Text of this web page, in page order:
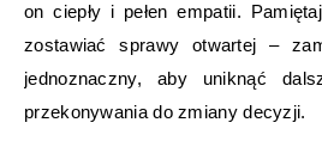
on ciepły i pełen empatii.
zostawiać sprawy otwartej –
jednoznaczny, aby uniknąć
przekonywania do zmiany decyzji.